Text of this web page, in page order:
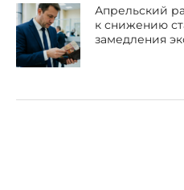
Апрельский
к снижению
замедления